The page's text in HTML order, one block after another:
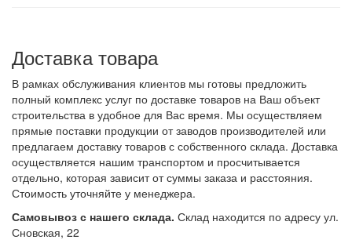
Доставка товара
В рамках обслуживания клиентов мы готовы предложить
полный комплекс услуг по доставке товаров на Ваш объект
строительства в удобное для Вас время. Мы осуществляем
прямые поставки продукции от заводов производителей или
предлагаем доставку товаров с собственного склада. Доставка
осуществляется нашим транспортом и просчитывается
отдельно, которая зависит от суммы заказа и расстояния.
Стоимость уточняйте у менеджера.
Самовывоз с нашего склада. Склад находится по адресу ул.
Сновская, 22